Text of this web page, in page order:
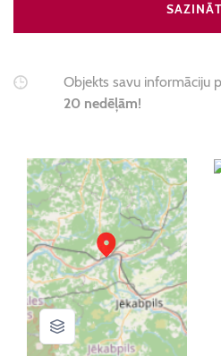
Objekts savu informāciju
20 nedēļām!